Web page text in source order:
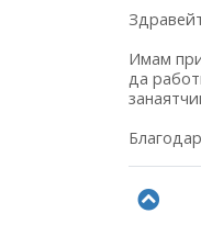
Имам
да